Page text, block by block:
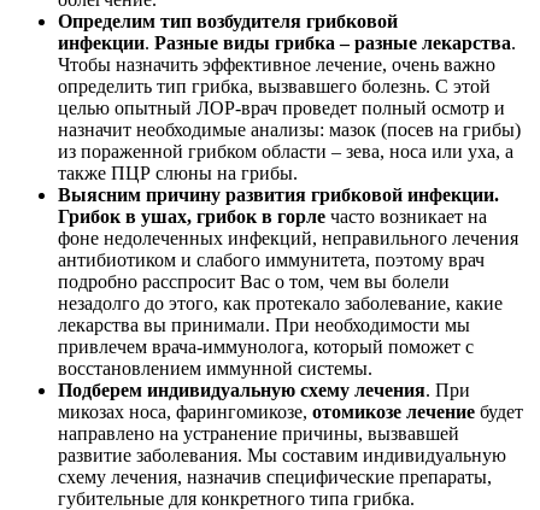
Определим тип возбудителя грибковой
инфекции. Разные виды грибка – разные лекарства.
Чтобы назначить эффективное лечение, очень важно
определить тип грибка, вызвавшего болезнь. С этой
целью опытный ЛОР-врач проведет полный осмотр и
назначит необходимые анализы: мазок (посев на грибы)
из пораженной грибком области – зева, носа или уха, а
также ПЦР слюны на грибы.
Выясним причину развития грибковой инфекции.
Грибок в ушах, грибок в горле часто возникает на
фоне недолеченных инфекций, неправильного лечения
антибиотиком и слабого иммунитета, поэтому врач
подробно расспросит Вас о том, чем вы болели
незадолго до этого, как протекало заболевание, какие
лекарства вы принимали. При необходимости мы
привлечем врача-иммунолога, который поможет с
восстановлением иммунной системы.
Подберем индивидуальную схему лечения. При
микозах носа, фарингомикозе, отомикозе лечение будет
направлено на устранение причины, вызвавшей
развитие заболевания. Мы составим индивидуальную
схему лечения, назначив специфические препараты,
губительные для конкретного типа грибка.